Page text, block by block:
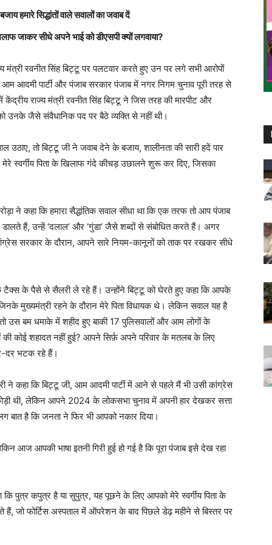
हमारे सिद्धांतों वाले सवालों का जवाब दें
जाकर सीधे अपने भाई को डीएसपी क्यों लगवाया?
रवनीत सिंह बिट्टू पर पलटवार करते हुए उन पर लगे सभी आरोपों
आदमी पार्टी और पंजाब सरकार पंजाब में नगर निगम चुनाव पूरी तरह से
राज्य मंत्री रवनीत सिंह बिट्टू ने जिस तरह की मारपीट और
उनके जैसे संवैधानिक पद पर बैठे व्यक्ति से नहीं थी।
उठाए, तो बिट्टू जी ने जवाब देने के बजाय, शालीनता की सारी हदें पार
स्वर्गीय पिता के खिलाफ गंदे कीचड़ उछालने शुरू कर दिए, जिसका
ने कहा कि हमारा सैद्धांतिक सवाल सीधा था कि एक तरफ तो आप पंजाब
डालते हैं, उन्हें ‘दलाल’ और ‘गुंडा’ जैसे शब्दों से संबोधित करते हैं। अगर
सरकार के दौरान, आपने सारे नियम-कानूनों को ताक पर रखकर सीधे
के पैसे से सैलरी ले रहे हैं। उन्होंने बिट्टू को घेरते हुए कहा कि आपके
मुख्यमंत्री रहने के दौरान मेरे पिता विधायक थे। लेकिन सवाल यह है
बम धमाके में शहीद हुए बाकी 17 पुलिसवालों और आम लोगों के
की कोई शहादत नहीं हुई? आपने सिर्फ़ अपने परिवार के मतलब के लिए
दर भटक रहे हैं।
ने कहा कि बिट्टू जी, आम आदमी पार्टी में आने से पहले मैं भी उसी कांग्रेस
थी, लेकिन आपने 2024 के लोकसभा चुनाव में अपनी हार देखकर सत्ता
है कि जनता ने फिर भी आपको नकार दिया।
आज आपकी भाषा इतनी गिरी हुई हो गई है कि पूरा पंजाब इसे देख रहा
कि पुत्र कपुत्र है या सुपुत्र, यह पूछने के लिए आपको मेरे स्वर्गीय पिता के
जो फोर्टिस अस्पताल में ऑपरेशन के बाद पिछले डेढ़ महीने से बिस्तर पर